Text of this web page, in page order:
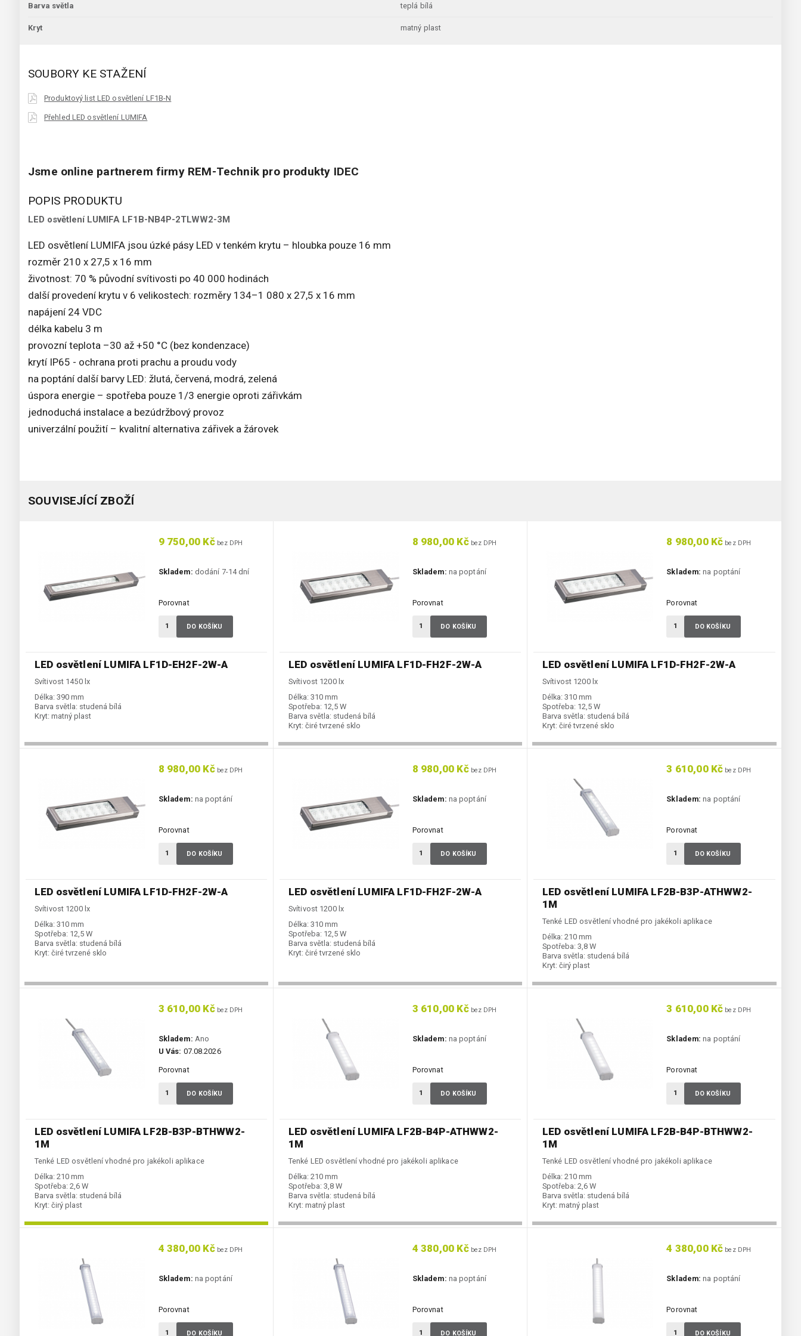
Barva světla teplá bílá
Kryt matný plast
SOUBORY KE STAŽENÍ
Produktový list LED osvětlení LF1B-N
Přehled LED osvětlení LUMIFA
Jsme online partnerem firmy REM-Technik pro produkty IDEC
POPIS PRODUKTU
LED osvětlení LUMIFA LF1B-NB4P-2TLWW2-3M
LED osvětlení LUMIFA jsou úzké pásy LED v tenkém krytu – hloubka pouze 16 mm
rozměr 210 x 27,5 x 16 mm
životnost: 70 % původní svítivosti po 40 000 hodinách
další provedení krytu v 6 velikostech: rozměry 134–1 080 x 27,5 x 16 mm
napájení 24 VDC
délka kabelu 3 m
provozní teplota –30 až +50 °C (bez kondenzace)
krytí IP65 - ochrana proti prachu a proudu vody
na poptání další barvy LED: žlutá, červená, modrá, zelená
úspora energie – spotřeba pouze 1/3 energie oproti zářivkám
jednoduchá instalace a bezúdržbový provoz
univerzální použití – kvalitní alternativa zářivek a žárovek
SOUVISEJÍCÍ ZBOŽÍ
LED osvětlení LUMIFA LF1D-EH2F-2W-A
Svítivost 1450 lx
Délka: 390 mm
Barva světla: studená bílá
Kryt: matný plast
9 750,00 Kčbez DPH
Skladem: dodání 7-14 dní
Porovnat
DO KOŠÍKU
LED osvětlení LUMIFA LF1D-FH2F-2W-A
Svítivost 1200 lx
Délka: 310 mm
Spotřeba: 12,5 W
Barva světla: studená bílá
Kryt: čiré tvrzené sklo
8 980,00 Kčbez DPH
Skladem: na poptání
Porovnat
DO KOŠÍKU
LED osvětlení LUMIFA LF1D-FH2F-2W-A
Svítivost 1200 lx
Délka: 310 mm
Spotřeba: 12,5 W
Barva světla: studená bílá
Kryt: čiré tvrzené sklo
8 980,00 Kč bez DPH
Skladem: na poptání
Porovnat
DO KOŠÍKU
LED osvětlení LUMIFA LF1D-FH2F-2W-A
Svítivost 1200 lx
Délka: 310 mm
Spotřeba: 12,5 W
Barva světla: studená bílá
Kryt: čiré tvrzené sklo
8 980,00 Kčbez DPH
Skladem: na poptání
Porovnat
DO KOŠÍKU
LED osvětlení LUMIFA LF1D-FH2F-2W-A
Svítivost 1200 lx
Délka: 310 mm
Spotřeba: 12,5 W
Barva světla: studená bílá
Kryt: čiré tvrzené sklo
8 980,00 Kčbez DPH
Skladem: na poptání
Porovnat
DO KOŠÍKU
LED osvětlení LUMIFA LF2B-B3P-ATHWW2-
1M
Tenké LED osvětlení vhodné pro jakékoli aplikace
Délka: 210 mm
Spotřeba: 3,8 W
Barva světla: studená bílá
Kryt: čirý plast
3 610,00 Kč bez DPH
Skladem: na poptání
Porovnat
DO KOŠÍKU
LED osvětlení LUMIFA LF2B-B3P-BTHWW2-
1M
Tenké LED osvětlení vhodné pro jakékoli aplikace
Délka: 210 mm
Spotřeba: 2,6 W
Barva světla: studená bílá
Kryt: čirý plast
3 610,00 Kčbez DPH
Skladem: Ano
U Vás: 07.08.2026
Porovnat
DO KOŠÍKU
LED osvětlení LUMIFA LF2B-B4P-ATHWW2-
1M
Tenké LED osvětlení vhodné pro jakékoli aplikace
Délka: 210 mm
Spotřeba: 3,8 W
Barva světla: studená bílá
Kryt: matný plast
3 610,00 Kčbez DPH
Skladem: na poptání
Porovnat
DO KOŠÍKU
LED osvětlení LUMIFA LF2B-B4P-BTHWW2-
1M
Tenké LED osvětlení vhodné pro jakékoli aplikace
Délka: 210 mm
Spotřeba: 2,6 W
Barva světla: studená bílá
Kryt: matný plast
3 610,00 Kč bez DPH
Skladem: na poptání
Porovnat
DO KOŠÍKU
4 380,00 Kčbez DPH
Skladem: na poptání
Porovnat
DO KOŠÍKU
4 380,00 Kčbez DPH
Skladem: na poptání
Porovnat
DO KOŠÍKU
4 380,00 Kč bez DPH
Skladem: na poptání
Porovnat
DO KOŠÍKU